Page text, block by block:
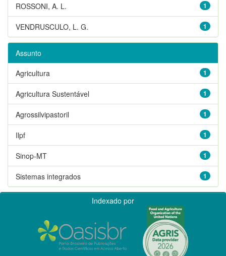
1
ROSSONI, A. L.
1
VENDRUSCULO, L. G.
Assunto
1
Agricultura
1
Agricultura Sustentável
1
Agrossilvipastoril
1
Ilpf
1
Sinop-MT
1
Sistemas integrados
Indexado por